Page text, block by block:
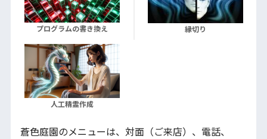
プログラムの書き換え 縁切り
人工精霊作成
蒼色庭園のメニューは、対面（ご来店）、電話、